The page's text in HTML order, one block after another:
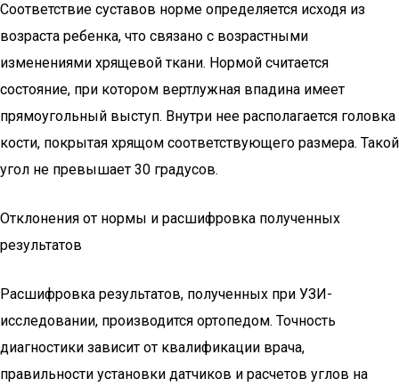
Соответствие суставов норме определяется исходя из
возраста ребенка, что связано с возрастными
изменениями хрящевой ткани. Нормой считается
состояние, при котором вертлужная впадина имеет
прямоугольный выступ. Внутри нее располагается головка
кости, покрытая хрящом соответствующего размера. Такой
угол не превышает 30 градусов.
Отклонения от нормы и расшифровка полученных
результатов
Расшифровка результатов, полученных при УЗИ-
исследовании, производится ортопедом. Точность
диагностики зависит от квалификации врача,
правильности установки датчиков и расчетов углов на